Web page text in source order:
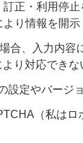
正・利用停
り情報を開
合、入力内
り対応でき
設定やバージ
（私はロ